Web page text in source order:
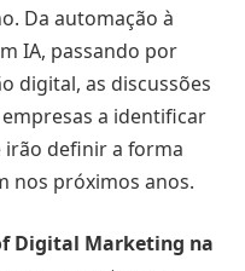
Da automação à
IA, passando por
digital, as discussões
a identificar
irão definir a forma
nos próximos anos.
Digital Marketing na